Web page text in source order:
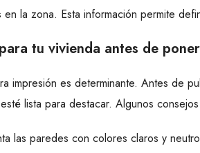
en la zona. Esta información permite
tu vivienda antes de
impresión es determinante. Antes de
lista para destacar. Algunos
las paredes con colores claros y